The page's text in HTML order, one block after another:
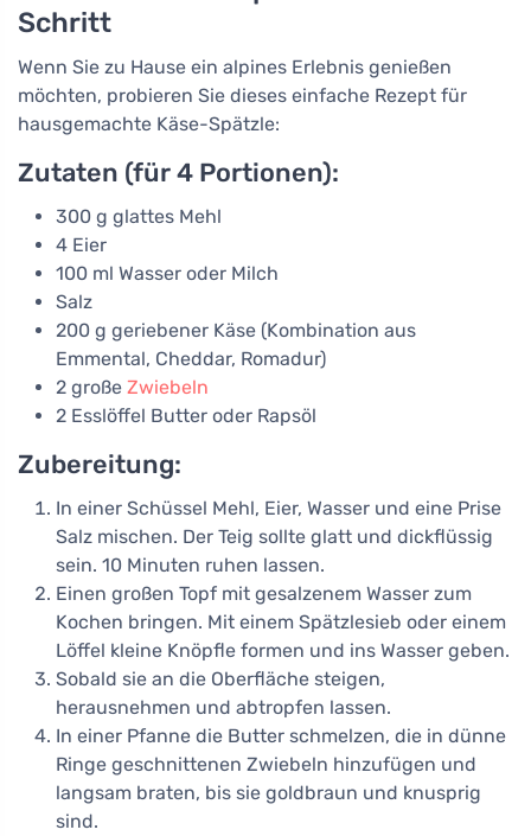
Schritt
Wenn Sie zu Hause ein alpines Erlebnis genießen
möchten, probieren Sie dieses einfache Rezept für
hausgemachte Käse-Spätzle:
Zutaten (für 4 Portionen):
300 g glattes Mehl
4 Eier
100 ml Wasser oder Milch
Salz
200 g geriebener Käse (Kombination aus
Emmental, Cheddar, Romadur)
2 große Zwiebeln
2 Esslöffel Butter oder Rapsöl
Zubereitung:
In einer Schüssel Mehl, Eier, Wasser und eine Prise
Salz mischen. Der Teig sollte glatt und dickflüssig
sein. 10 Minuten ruhen lassen.
Einen großen Topf mit gesalzenem Wasser zum
Kochen bringen. Mit einem Spätzlesieb oder einem
Löffel kleine Knöpfle formen und ins Wasser geben.
Sobald sie an die Oberfläche steigen,
herausnehmen und abtropfen lassen.
In einer Pfanne die Butter schmelzen, die in dünne
Ringe geschnittenen Zwiebeln hinzufügen und
langsam braten, bis sie goldbraun und knusprig
sind.